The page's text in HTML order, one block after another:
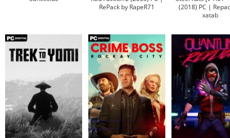
RePack by RapeR71
(2018) PC |
xatab